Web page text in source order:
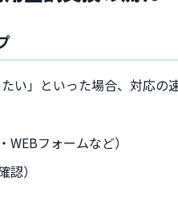
い」といった場合、対応
フォームなど）
）